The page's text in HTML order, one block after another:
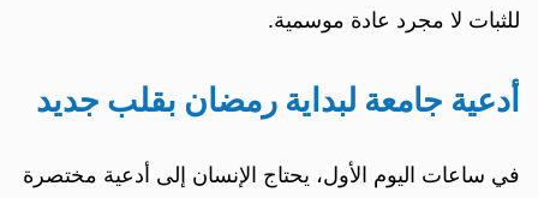
للثبات لا مجرد عادة موسمية.
أدعية جامعة لبداية رمضان بقلب جديد
في ساعات اليوم الأول، يحتاج الإنسان إلى أدعية مختصرة